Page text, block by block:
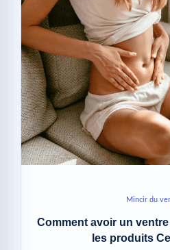
Mincir du
Comment avoir un
les produits